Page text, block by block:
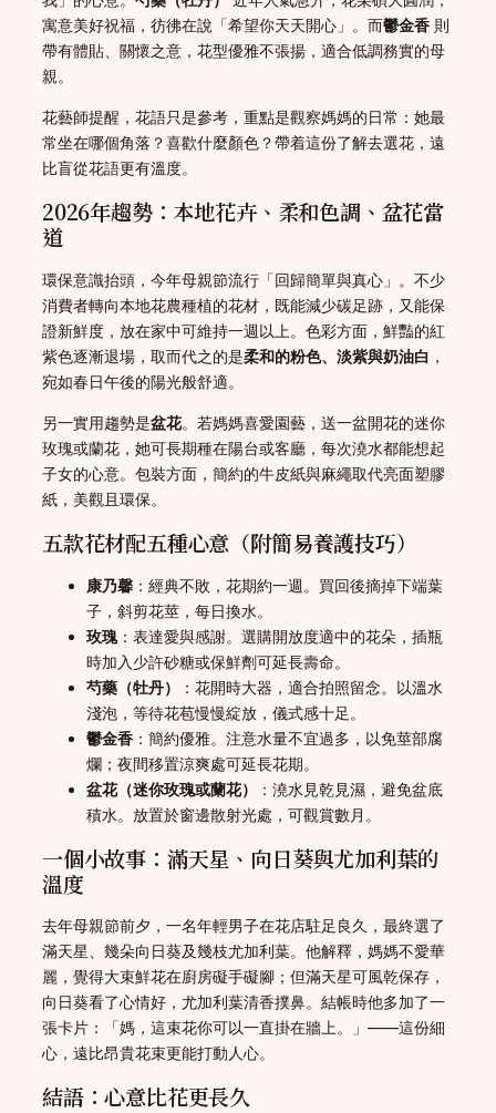
寓意美好祝福，彷彿在說「希望你天天開心」。而鬱金香 則
帶有體貼、關懷之意，花型優雅不張揚，適合低調務實的母
親。
花藝師提醒，花語只是參考，重點是觀察媽媽的日常：她最
常坐在哪個角落？喜歡什麼顏色？帶着這份了解去選花，遠
比盲從花語更有溫度。
2026年趨勢：本地花卉、柔和色調、盆花當
道
環保意識抬頭，今年母親節流行「回歸簡單與真心」。不少
消費者轉向本地花農種植的花材，既能減少碳足跡，又能保
證新鮮度，放在家中可維持一週以上。色彩方面，鮮豔的紅
紫色逐漸退場，取而代之的是柔和的粉色、淡紫與奶油白 ，
宛如春日午後的陽光般舒適。
另一實用趨勢是盆花。若媽媽喜愛園藝，送一盆開花的迷你
玫瑰或蘭花，她可長期種在陽台或客廳，每次澆水都能想起
子女的心意。包裝方面，簡約的牛皮紙與麻繩取代亮面塑膠
紙，美觀且環保。
五款花材配五種心意（附簡易養護技巧）
康乃馨 ：經典不敗，花期約一週。買回後摘掉下端葉
子，斜剪花莖，每日換水。
玫瑰：表達愛與感謝。選購開放度適中的花朵，插瓶
時加入少許砂糖或保鮮劑可延長壽命。
芍藥（牡丹）
：花開時大器，適合拍照留念。以溫水
淺泡，等待花苞慢慢綻放，儀式感十足。
鬱金香 ：簡約優雅。注意水量不宜過多，以免莖部腐
爛；夜間移置涼爽處可延長花期。
盆花（迷你玫瑰或蘭花）
：澆水見乾見濕，避免盆底
積水。放置於窗邊散射光處，可觀賞數月。
一個小故事：滿天星、向日葵與尤加利葉的
溫度
去年母親節前夕，一名年輕男子在花店駐足良久，最終選了
滿天星、幾朵向日葵及幾枝尤加利葉。他解釋，媽媽不愛華
麗，覺得大束鮮花在廚房礙手礙腳；但滿天星可風乾保存，
向日葵看了心情好，尤加利葉清香撲鼻。結帳時他多加了一
張卡片：「媽，這束花你可以一直掛在牆上。」——這份細
心，遠比昂貴花束更能打動人心。
結語：心意比花更長久